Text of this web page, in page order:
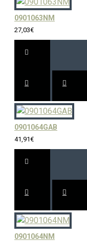
0901063NM
27,03€
0901064GAB
41,91€
0901064NM